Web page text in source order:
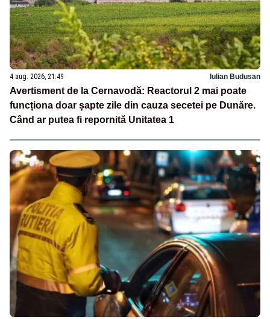
4 aug. 2026, 21:49 Iulian Budusan
Avertisment de la Cernavodă: Reactorul 2 mai poate
funcționa doar șapte zile din cauza secetei pe Dunăre.
Când ar putea fi repornită Unitatea 1